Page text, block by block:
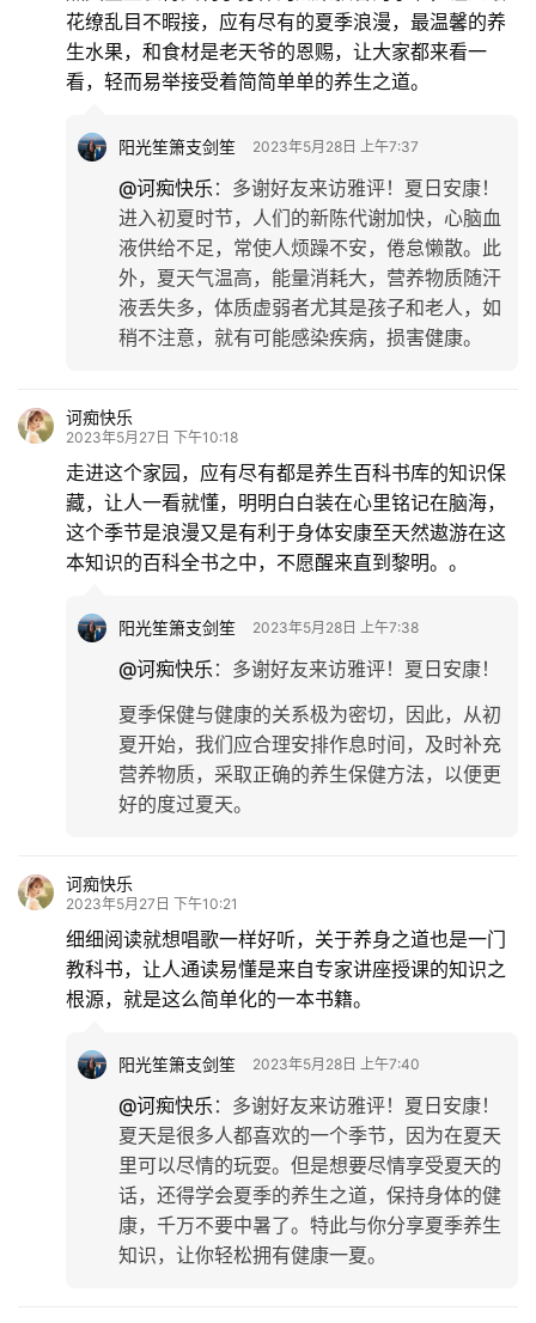
花缭乱目不暇接，应有尽有的夏季浪漫，最温馨的养
生水果，和食材是老天爷的恩赐，让大家都来看一
看，轻而易举接受着简简单单的养生之道。
阳光笙箫支剑笙 2023年5月28日 上午7:37
@诃痴快乐 ： 多谢好友来访雅评！夏日安康！
进入初夏时节，人们的新陈代谢加快，心脑血
液供给不足，常使人烦躁不安，倦怠懒散。此
外，夏天气温高，能量消耗大，营养物质随汗
液丢失多，体质虚弱者尤其是孩子和老人，如
稍不注意，就有可能感染疾病，损害健康。
诃痴快乐
2023年5月27日 下午10:18
走进这个家园，应有尽有都是养生百科书库的知识保
藏，让人一看就懂，明明白白装在心里铭记在脑海，
这个季节是浪漫又是有利于身体安康至天然遨游在这
本知识的百科全书之中，不愿醒来直到黎明。。
阳光笙箫支剑笙 2023年5月28日 上午7:38
@诃痴快乐 ： 多谢好友来访雅评！夏日安康！
夏季保健与健康的关系极为密切，因此，从初
夏开始，我们应合理安排作息时间，及时补充
营养物质，采取正确的养生保健方法，以便更
好的度过夏天。
诃痴快乐
2023年5月27日 下午10:21
细细阅读就想唱歌一样好听，关于养身之道也是一门
教科书，让人通读易懂是来自专家讲座授课的知识之
根源，就是这么简单化的一本书籍。
阳光笙箫支剑笙 2023年5月28日 上午7:40
@诃痴快乐 ： 多谢好友来访雅评！夏日安康！
夏天是很多人都喜欢的一个季节，因为在夏天
里可以尽情的玩耍。但是想要尽情享受夏天的
话，还得学会夏季的养生之道，保持身体的健
康，千万不要中暑了。特此与你分享夏季养生
知识，让你轻松拥有健康一夏。